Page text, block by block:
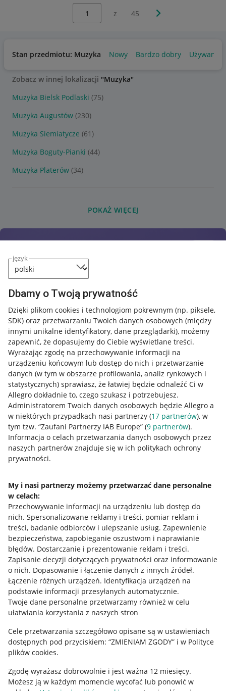
język
Dbamy o Twoją prywatność
Dzięki plikom cookies i technologiom pokrewnym (np. piksele,
SDK) oraz przetwarzaniu Twoich danych osobowych (między
innymi unikalne identyfikatory, dane przeglądarki), możemy
zapewnić, że dopasujemy do Ciebie wyświetlane treści.
Wyrażając zgodę na przechowywanie informacji na
urządzeniu końcowym lub dostęp do nich i przetwarzanie
danych (w tym w obszarze profilowania, analiz rynkowych i
statystycznych) sprawiasz, że łatwiej będzie odnaleźć Ci w
Allegro dokładnie to, czego szukasz i potrzebujesz.
Administratorem Twoich danych osobowych będzie Allegro a
w niektórych przypadkach nasi partnerzy (17 partnerów), w
tym tzw. “Zaufani Partnerzy IAB Europe” (9 partnerów).
Informacja o celach przetwarzania danych osobowych przez
naszych partnerów znajduje się w ich politykach ochrony
prywatności.
My i nasi partnerzy możemy przetwarzać dane personalne
w celach:
Przechowywanie informacji na urządzeniu lub dostęp do
nich. Spersonalizowane reklamy i treści, pomiar reklam i
treści, badanie odbiorców i ulepszanie usług. Zapewnienie
bezpieczeństwa, zapobieganie oszustwom i naprawianie
błędów. Dostarczanie i prezentowanie reklam i treści.
Zapisanie decyzji dotyczących prywatności oraz informowanie
o nich. Dopasowanie i łączenie danych z innych źródeł.
Łączenie różnych urządzeń. Identyfikacja urządzeń na
podstawie informacji przesyłanych automatycznie.
Twoje dane personalne przetwarzamy również w celu
ułatwiania korzystania z naszych stron
Cele przetwarzania szczegółowo opisane są w ustawieniach
dostępnych pod przyciskiem: “ZMIENIAM ZGODY” i w Polityce
plików cookies.
Zgodę wyrażasz dobrowolnie i jest ważna 12 miesięcy.
Możesz ją w każdym momencie wycofać lub ponowić w
z 45 Następna strona
Stan przedmiotu: Muzyka Nowy Bardzo dobry Używany
Zobacz w innej lokalizacji "Muzyka"
Muzyka Bielsk Podlaski (75)
Muzyka Augustów (230)
Muzyka Siemiatycze (61)
Muzyka Boguty-Pianki (44)
Muzyka Platerów (34)
POKAŻ WIĘCEJ
Przydatne informacje
Jak to działa
Allegro Gadane dla sprzedających
Allegro Gadane dla kupujących
Mapa miejscowości
Informacje prawne
Regulamin
Polityka plików "cookies"
Ustawienia plików "cookies"
Udostępnianie lokalizacji
Informacje dla Aktu o Usługach Cyfrowych
Pobierz aplikację